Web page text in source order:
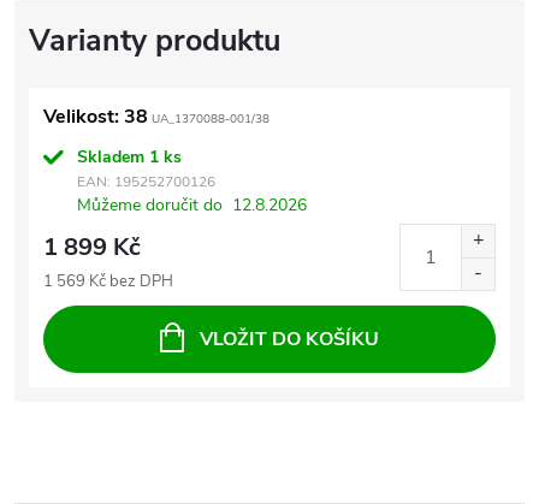
Velikost: 38 UA_1370088-001/38
Skladem 1 ks
EAN: 195252700126
Můžeme doručit do 12.8.2026
1 899 Kč
1 569 Kč bez DPH
VLOŽIT DO KOŠÍKU